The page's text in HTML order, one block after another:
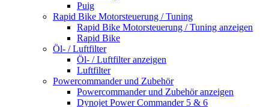
Puig
Rapid Bike Motorsteuerung / Tuning
Rapid Bike Motorsteuerung / Tuning anzeigen
Rapid Bike
Öl- / Luftfilter
Öl- / Luftfilter anzeigen
Luftfilter
Powercommander und Zubehör
Powercommander und Zubehör anzeigen
Dynojet Power Commander 5 & 6